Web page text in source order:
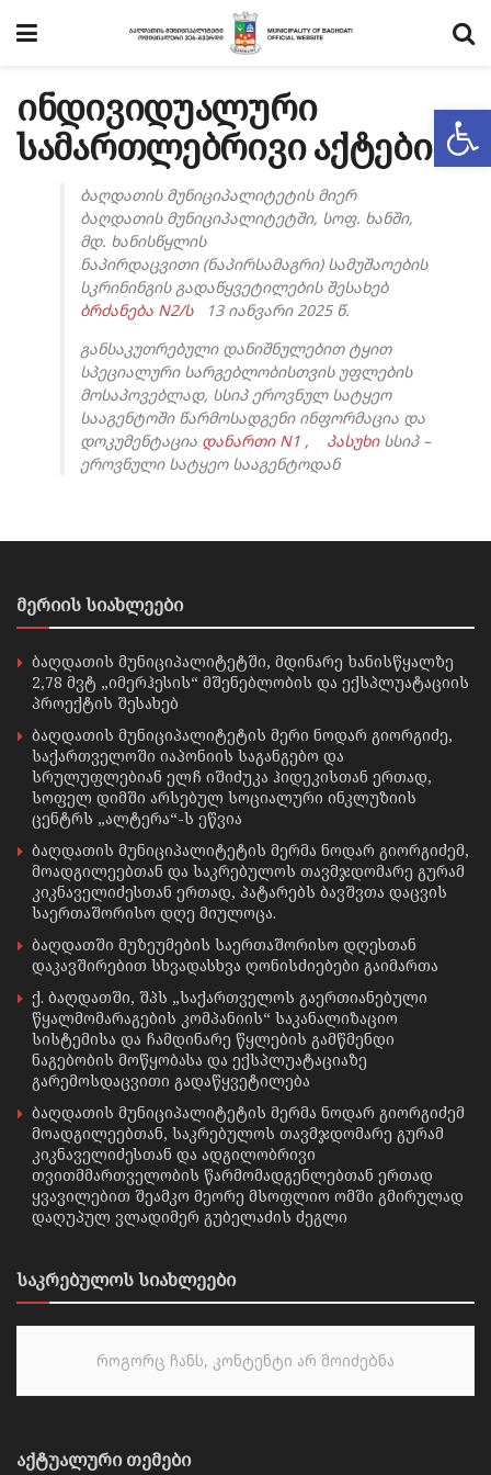
ინდივიდუალური
სამართლებრივი აქტები
ბაღდათის მუნიციპალიტეტის მიერ
ბაღდათის მუნიციპალიტეტში, სოფ. ხანში,
მდ. ხანისწყლის
ნაპირდაცვითი (ნაპირსამაგრი) სამუშაოების
სკრინინგის გადაწყვეტილების შესახებ
ბრძანება N2/ს13 იანვარი 2025 წ.
განსაკუთრებული დანიშნულებით ტყით
სპეციალური სარგებლობისთვის უფლების
მოსაპოვებლად, სსიპ ეროვნულ სატყეო
სააგენტოში წარმოსადგენი ინფორმაცია და
დოკუმენტაცია დანართი N1 , პასუხისსიპ –
ეროვნული სატყეო სააგენტოდან
მერიის სიახლეები
ბაღდათის მუნიციპალიტეტში, მდინარე ხანისწყალზე
2,78 მვტ „იმერჰესის“ მშენებლობის და ექსპლუატაციის
პროექტის შესახებ
ბაღდათის მუნიციპალიტეტის მერი ნოდარ გიორგიძე,
საქართველოში იაპონიის საგანგებო და
სრულუფლებიან ელჩ იშიძუკა ჰიდეკისთან ერთად,
სოფელ დიმში არსებულ სოციალური ინკლუზიის
ცენტრს „ალტერა“-ს ეწვია
ბაღდათის მუნიციპალიტეტის მერმა ნოდარ გიორგიძემ,
მოადგილეებთან და საკრებულოს თავმჯდომარე გურამ
კიკნაველიძესთან ერთად, პატარებს ბავშვთა დაცვის
საერთაშორისო დღე მიულოცა.
ბაღდათში მუზეუმების საერთაშორისო დღესთან
დაკავშირებით სხვადასხვა ღონისძიებები გაიმართა
ქ. ბაღდათში, შპს „საქართველოს გაერთიანებული
წყალმომარაგების კომპანიის“ საკანალიზაციო
სისტემისა და ჩამდინარე წყლების გამწმენდი
ნაგებობის მოწყობასა და ექსპლუატაციაზე
გარემოსდაცვითი გადაწყვეტილება
ბაღდათის მუნიციპალიტეტის მერმა ნოდარ გიორგიძემ
მოადგილეებთან, საკრებულოს თავმჯდომარე გურამ
კიკნაველიძესთან და ადგილობრივი
თვითმმართველობის წარმომადგენლებთან ერთად
ყვავილებით შეამკო მეორე მსოფლიო ომში გმირულად
დაღუპულ ვლადიმერ გუბელაძის ძეგლი
საკრებულოს სიახლეები
როგორც ჩანს, კონტენტი არ მოიძებნა
აქტუალური თემები